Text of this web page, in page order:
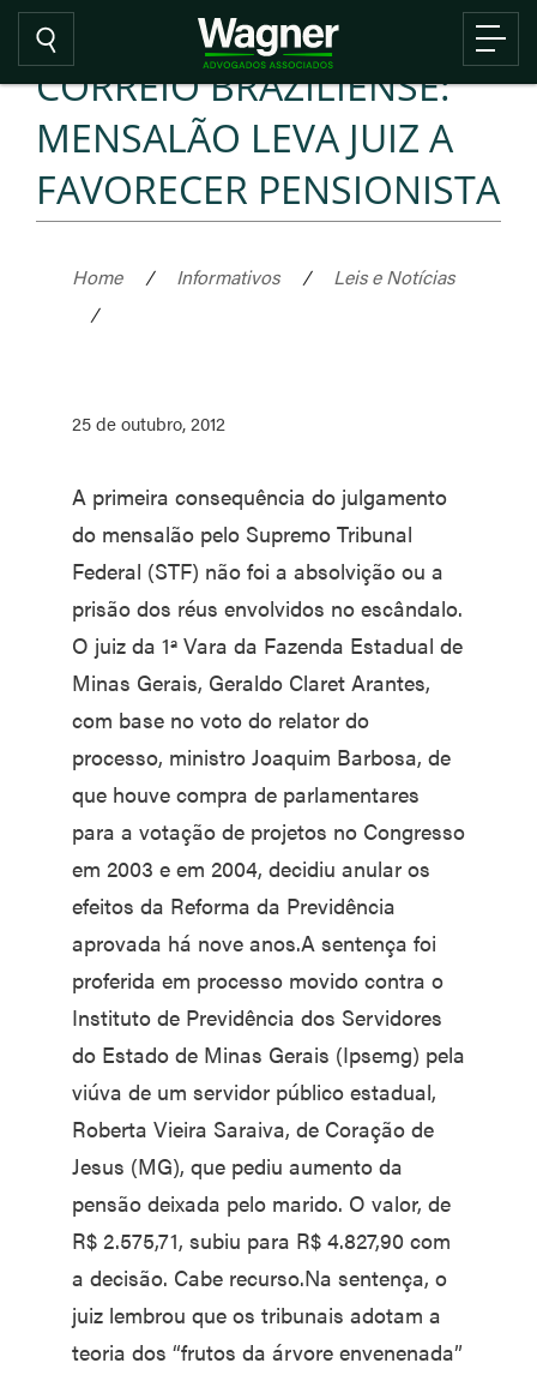
CORREIO BRAZILIENSE:
MENSALÃO LEVA JUIZ A
FAVORECER PENSIONISTA
Home / Informativos /
Leis e Notícias
/
25 de outubro, 2012
A primeira consequência do julgamento
do mensalão pelo Supremo Tribunal
Federal (STF) não foi a absolvição ou a
prisão dos réus envolvidos no escândalo.
O juiz da 1ª Vara da Fazenda Estadual de
Minas Gerais, Geraldo Claret Arantes,
com base no voto do relator do
processo, ministro Joaquim Barbosa, de
que houve compra de parlamentares
para a votação de projetos no Congresso
em 2003 e em 2004, decidiu anular os
efeitos da Reforma da Previdência
aprovada há nove anos.A sentença foi
proferida em processo movido contra o
Instituto de Previdência dos Servidores
do Estado de Minas Gerais (Ipsemg) pela
viúva de um servidor público estadual,
Roberta Vieira Saraiva, de Coração de
Jesus (MG), que pediu aumento da
pensão deixada pelo marido. O valor, de
R$ 2.575,71, subiu para R$ 4.827,90 com
a decisão. Cabe recurso.Na sentença, o
juiz lembrou que os tribunais adotam a
teoria dos “frutos da árvore envenenada”